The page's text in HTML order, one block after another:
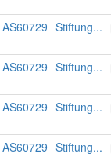
AS60729 Stiftung...
AS60729 Stiftung...
AS60729 Stiftung...
AS60729 Stiftung...